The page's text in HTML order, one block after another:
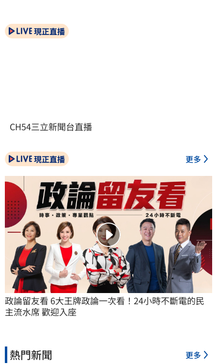
現正直播
CH54三立新聞台直播
現正直播 更多
政論留友看 6大王牌政論一次看！24小時不斷電的民
主流水席 歡迎入座
熱門新聞 更多